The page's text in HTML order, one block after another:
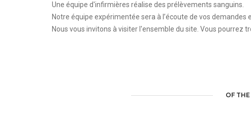
Une équipe d'infirmières réalise des prélèvements sanguins.
Notre équipe expérimentée sera à l’écoute de vos
Nous vous invitons à visiter l'ensemble du site. Vous
OF